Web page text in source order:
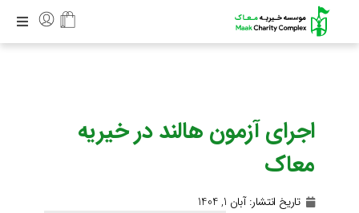
اجرای آزمون هالند در خیریه
معاک
تاریخ انتشار:آبان 1, 1404